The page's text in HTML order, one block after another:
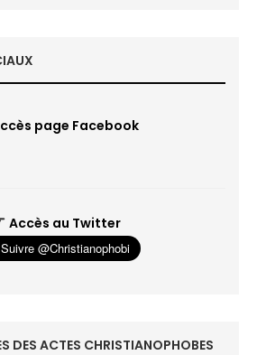
page Facebook
Accès au Twitter
DES ACTES CHRISTIANOPHOBES